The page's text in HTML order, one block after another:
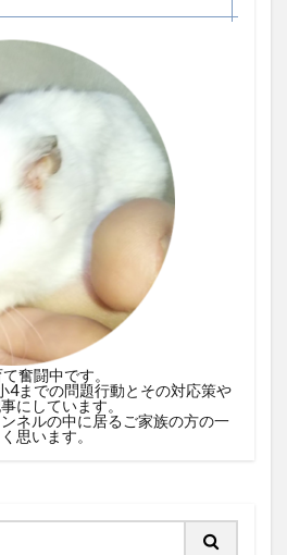
奮闘中です。
4までの問題行動とその対応策や
にしています。
ネルの中に居るご家族の方の一
思います。